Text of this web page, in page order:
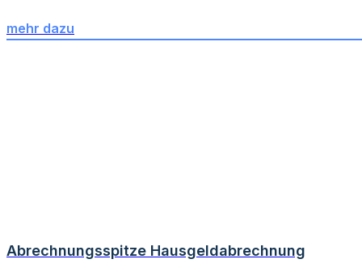
mehr dazu
Abrechnungsspitze Hausgeldabrechnung